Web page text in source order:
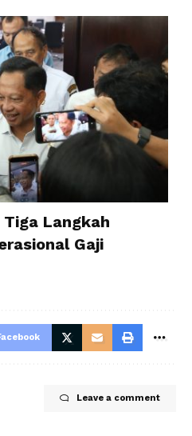
Langkah
Gaji
Leave a comment